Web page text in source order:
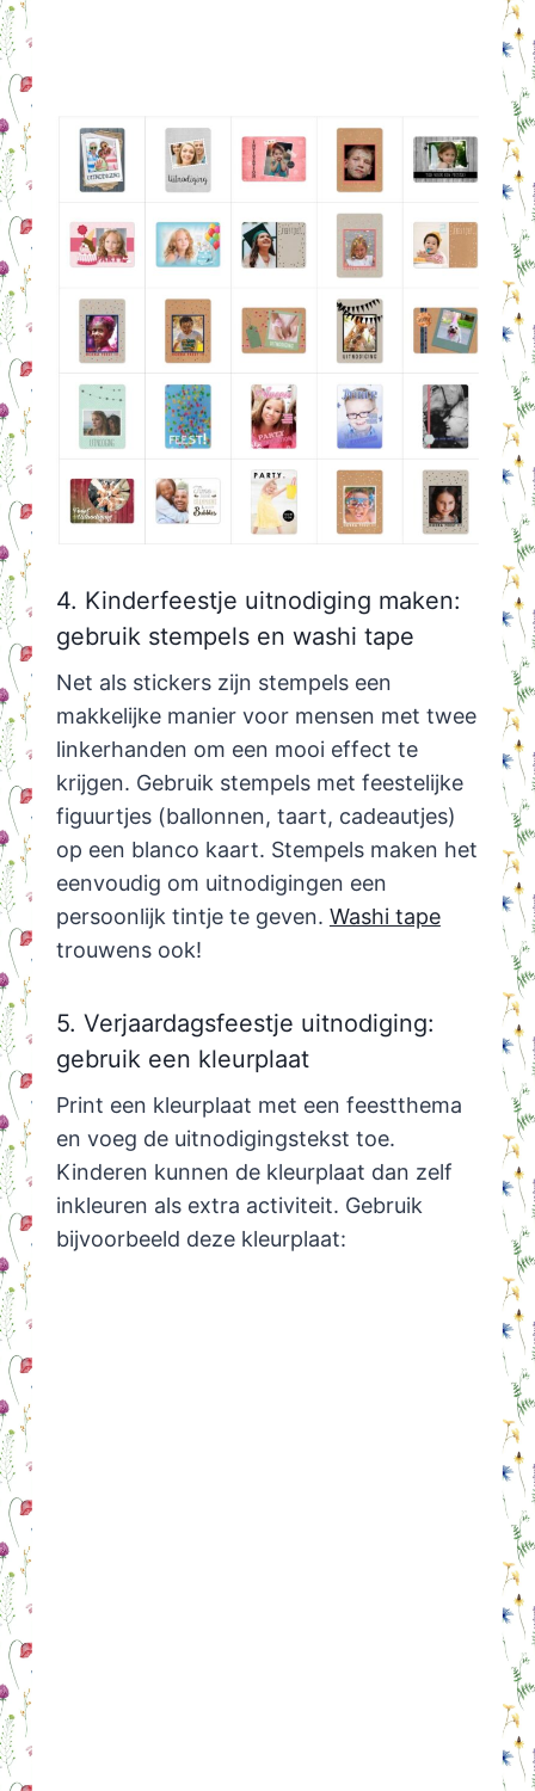
4. Kinderfeestje uitnodiging maken:
gebruik stempels en washi tape
Net als stickers zijn stempels een
makkelijke manier voor mensen met twee
linkerhanden om een mooi effect te
krijgen. Gebruik stempels met feestelijke
figuurtjes (ballonnen, taart, cadeautjes)
op een blanco kaart. Stempels maken het
eenvoudig om uitnodigingen een
persoonlijk tintje te geven. Washi tape
trouwens ook!
5. Verjaardagsfeestje uitnodiging:
gebruik een kleurplaat
Print een kleurplaat met een feestthema
en voeg de uitnodigingstekst toe.
Kinderen kunnen de kleurplaat dan zelf
inkleuren als extra activiteit. Gebruik
bijvoorbeeld deze kleurplaat: